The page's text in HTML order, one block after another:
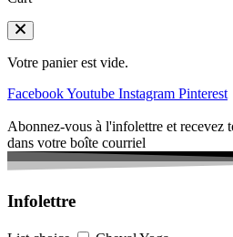
Votre panier est vide.
FacebookYoutube Instagram Pinterest
Abonnez-vous à l'infolettre et recevez
dans votre boîte courriel
Infolettre